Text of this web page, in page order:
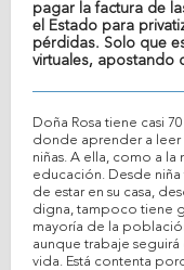
pagar la factura de
el Estado para
pérdidas. Solo que
virtuales, apostando
Doña Rosa tiene casi
donde aprender a leer
niñas. A ella, como a
educación. Desde niña
de estar en su casa,
digna, tampoco tiene
mayoría de la
aunque trabaje
vida. Está contenta